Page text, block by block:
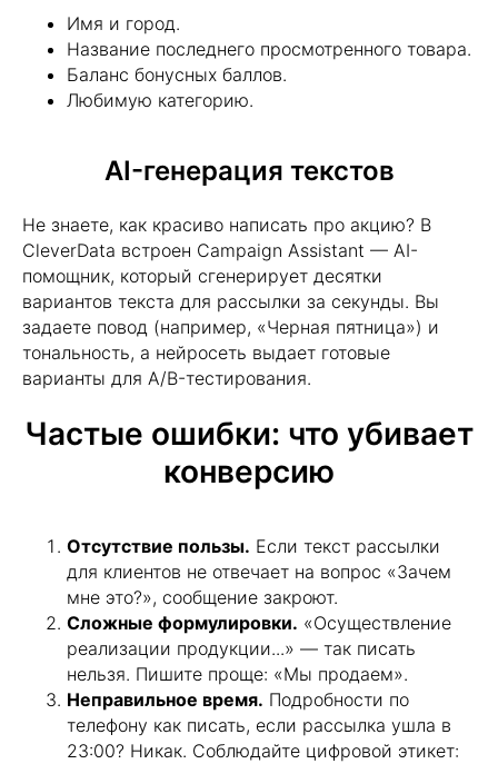
Имя и город.
Название последнего просмотренного товара.
Баланс бонусных баллов.
Любимую категорию.
AI-генерация текстов
Не знаете, как красиво написать про акцию? В
CleverData встроен Campaign Assistant — AI-
помощник, который сгенерирует десятки
вариантов текста для рассылки за секунды. Вы
задаете повод (например, «Черная пятница») и
тональность, а нейросеть выдает готовые
варианты для A/B-тестирования.
Частые ошибки: что убивает
конверсию
Отсутствие пользы. Если текст рассылки
для клиентов не отвечает на вопрос «Зачем
мне это?», сообщение закроют.
Сложные формулировки. «Осуществление
реализации продукции...» — так писать
нельзя. Пишите проще: «Мы продаем».
Неправильное время. Подробности по
телефону как писать, если рассылка ушла в
23:00? Никак. Соблюдайте цифровой этикет:
на обработку персональных данных и
ознакомлен (а) сПолитикой
Нажимая кнопку "Запросить", я даюсогласие
на получение рассылки рекламно-
информационных материалов
Запросить
Читайте также: